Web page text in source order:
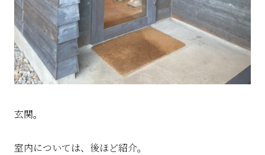
玄関。
室内については、後ほど紹介。